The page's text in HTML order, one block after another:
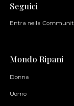
Seguici
Entra nella
Mondo Ripani
Donna
Uomo